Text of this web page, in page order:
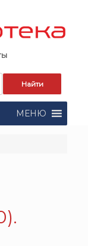
МЕНЮ